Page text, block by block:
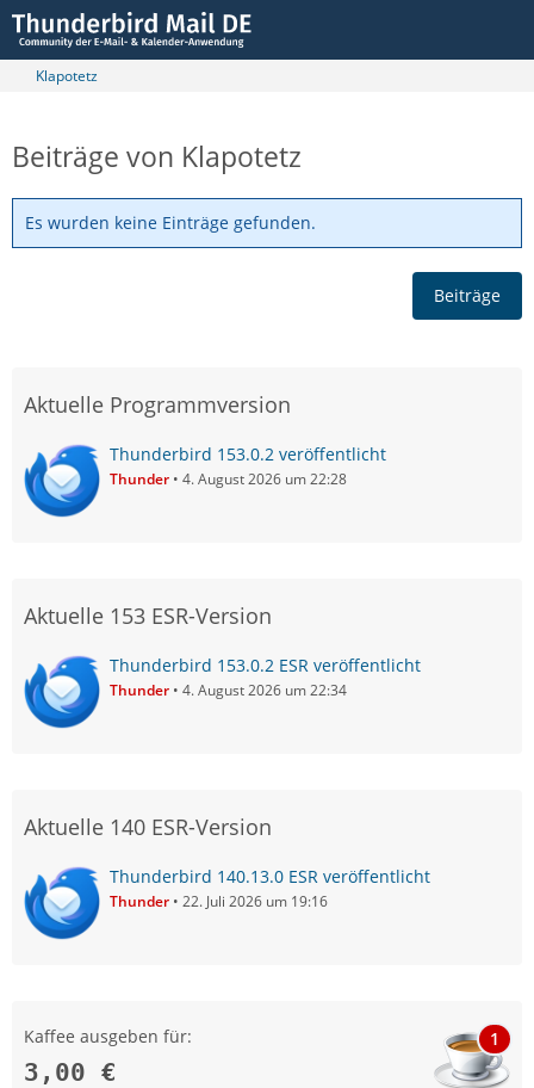
Klapotetz
Beiträge von Klapotetz
Es wurden keine Einträge gefunden.
Beiträge
Aktuelle Programmversion
Thunderbird 153.0.2 veröffentlicht
Thunder 4. August 2026 um 22:28
Aktuelle 153 ESR-Version
Thunderbird 153.0.2 ESR veröffentlicht
Thunder 4. August 2026 um 22:34
Aktuelle 140 ESR-Version
Thunderbird 140.13.0 ESR veröffentlicht
Thunder 22. Juli 2026 um 19:16
Kaffee ausgeben für:
3,00 €
1